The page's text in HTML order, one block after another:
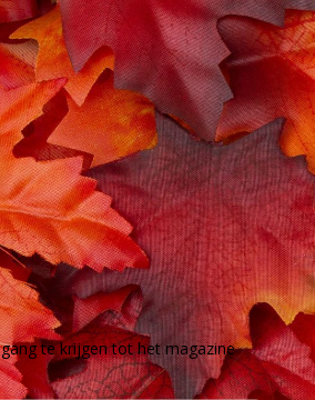
te krijgen tot het magazine